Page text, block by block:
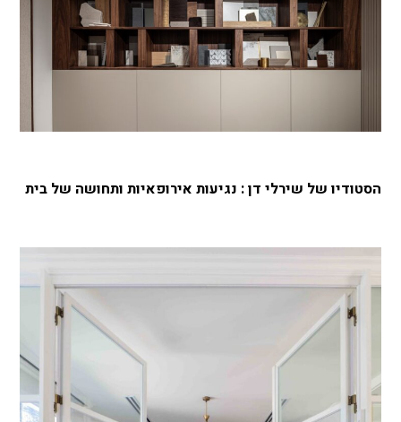
הסטודיו של שירלי דן : נגיעות אירופאיות ותחושה של בית